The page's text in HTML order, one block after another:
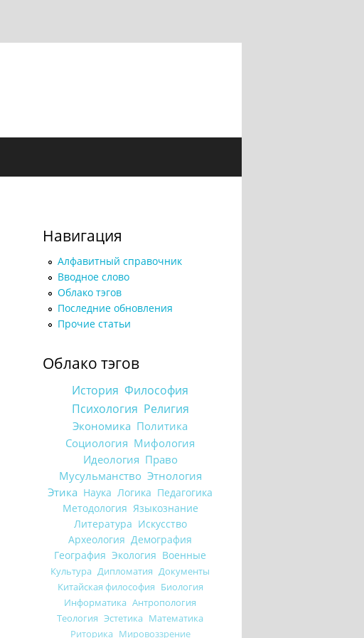
Навигация
Алфавитный справочник
Вводное слово
Облако тэгов
Последние обновления
Прочие статьи
Облако тэгов
История Философия
Психология Религия
Экономика Политика
Социология Мифология
Идеология Право
Мусульманство Этнология
Этика Наука Логика Педагогика
Методология Языкознание
Литература Искусство
Археология Демография
География Экология Военные
Культура Дипломатия Документы
Китайская философия Биология
Информатика Антропология
Теология Эстетика Математика
Риторика Мировоззрение